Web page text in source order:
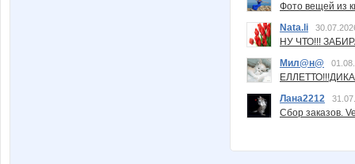
Фото вещей из
Nata.li
НУ ЧТО!!!
Мил@н@
Лана2212
Сбор заказов.